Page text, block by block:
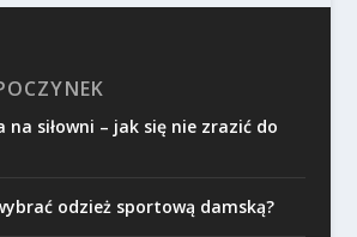
na siłowni – jak się nie zrazić do
odzież sportową damską?